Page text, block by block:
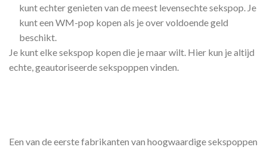
kunt echter genieten van de meest levensechte sekspop. Je
kunt een WM-pop kopen als je over voldoende geld
beschikt.
Je kunt elke sekspop kopen die je maar wilt. Hier kun je altijd
echte, geautoriseerde sekspoppen vinden.
Een van de eerste fabrikanten van hoogwaardige sekspoppen